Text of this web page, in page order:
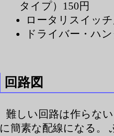
タイプ）150円
ロータリスイッ
ドライバー・ハ
回路図
難しい回路は作らな
に簡素な配線になる。